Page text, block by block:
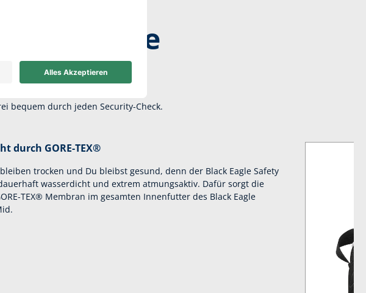
für harte
bequem durch jeden Security-Check.
durch GORE-TEX®
trocken und Du bleibst gesund, denn der Black Eagle Safety
wasserdicht und extrem atmungsaktiv. Dafür sorgt die
TEX® Membran im gesamten Innenfutter des Black Eagle